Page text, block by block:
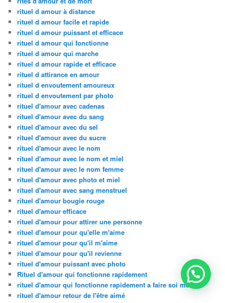
rituel d amour à distance
rituel d amour facile et rapide
rituel d amour puissant et efficace
rituel d amour qui fonctionne
rituel d amour qui marche
rituel d amour rapide et efficace
rituel d attirance en amour
rituel d envoutement amoureux
rituel d envoutement par photo
rituel d'amour avec cadenas
rituel d'amour avec du sang
rituel d'amour avec du sel
rituel d'amour avec du sucre
rituel d'amour avec le nom
rituel d'amour avec le nom et miel
rituel d'amour avec le nom femme
rituel d'amour avec photo et miel
rituel d'amour avec sang menstruel
rituel d'amour bougie rouge
rituel d'amour efficace
rituel d'amour pour attirer une personne
rituel d'amour pour qu'elle m'aime
rituel d'amour pour qu'il m'aime
rituel d'amour pour qu'il revienne
rituel d'amour puissant avec photo
Rituel d'amour qui fonctionne rapidement
rituel d'amour qui fonctionne rapidement a faire soi meme
rituel d'amour retour de l'être aimé